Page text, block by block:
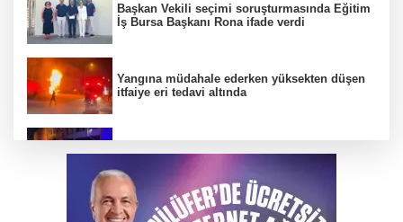
Başkan Vekili seçimi soruşturmasında Eğitim
İş Bursa Başkanı Rona ifade verdi
Yangına müdahale ederken yüksekten düşen
itfaiye eri tedavi altında